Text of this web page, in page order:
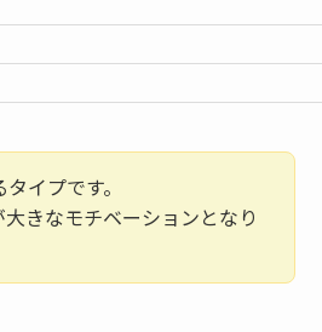
イプです。
きなモチベーションとなり